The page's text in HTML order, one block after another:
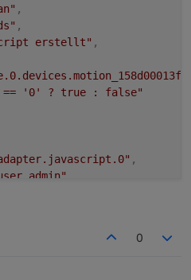
,
,
erstellt" ,
== '0' ? true : false"
,
0